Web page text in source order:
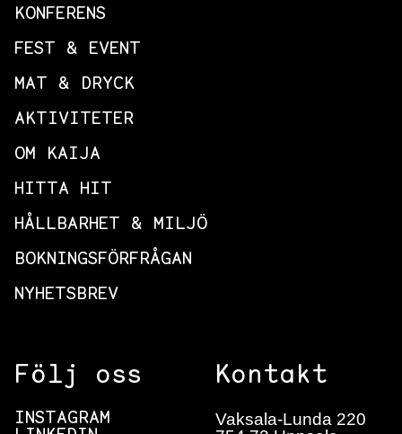
KONFERENS
FEST & EVENT
MAT & DRYCK
AKTIVITETER
OM KAIJA
HITTA HIT
HÅLLBARHET & MILJÖ
BOKNINGSFÖRFRÅGAN
NYHETSBREV
Följ oss
INSTAGRAM
Kontakt
Vaksala-Lunda 220